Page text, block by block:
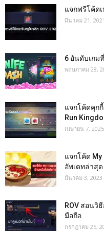
แจกฟรีโค้ด
มีนาคม 21, 2021
6 อันดับเกม
พฤษภาคม 28,
แจกโค้ดคุก
Run
เมษายน 7, 2025
แจกโค้ด
อัพเดทล่าสุด
มีนาคม 3, 2023
ROV สอนวิ
มือถือ
กรกฎาคม 25,